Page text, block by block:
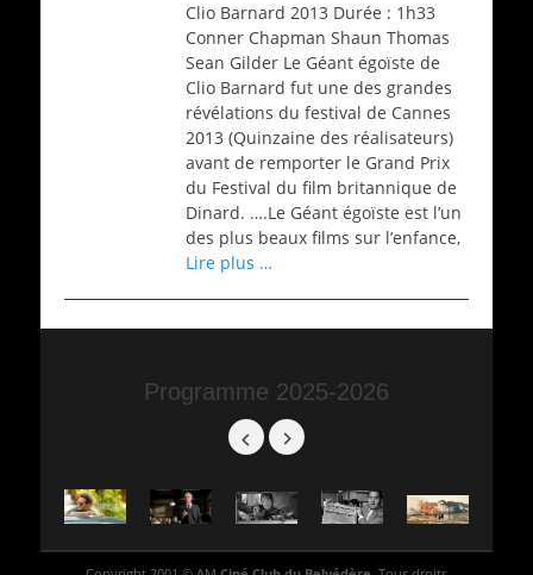
Clio Barnard 2013 Durée : 1h33
Conner Chapman Shaun Thomas
Sean Gilder Le Géant égoïste de
Clio Barnard fut une des grandes
révélations du festival de Cannes
2013 (Quinzaine des réalisateurs)
avant de remporter le Grand Prix
du Festival du film britannique de
Dinard. ….Le Géant égoïste est l’un
des plus beaux films sur l’enfance,
Lire plus …
Programme 2025-2026